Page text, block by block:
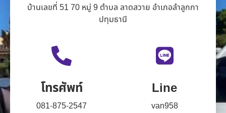
บ้านเลขที่ 51 70 หมู่ 9 ตำบล ลาดสวาย อำเภอลำลูกกา
ปทุมธานี
โทรศัพท์
081-875-2547
Line
van958